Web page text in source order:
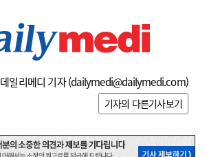
데일리메디 기자 (dailymedi@dailymedi.com)
기자의 다른기사보기